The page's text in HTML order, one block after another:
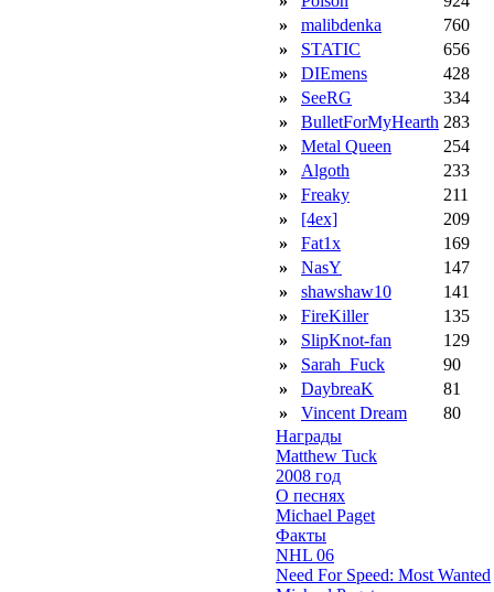
»
malibdenka
760
»
STATIC
656
»
DIEmens
428
»
SeeRG
334
»
BulletForMyHearth 283
»
Metal Queen
254
»
Algoth
233
»
Freaky
211
»
[4ex]
209
»
Fat1x
169
»
NasY
147
»
shawshaw10
141
»
FireKiller
135
»
SlipKnot-fan
129
»
Sarah_Fuck
90
»
DaybreaK
81
»
Vincent Dream
80
Награды
Matthew Tuck
2008 год
О песнях
Michael Paget
Факты
NHL 06
Need For Speed: Most Wanted